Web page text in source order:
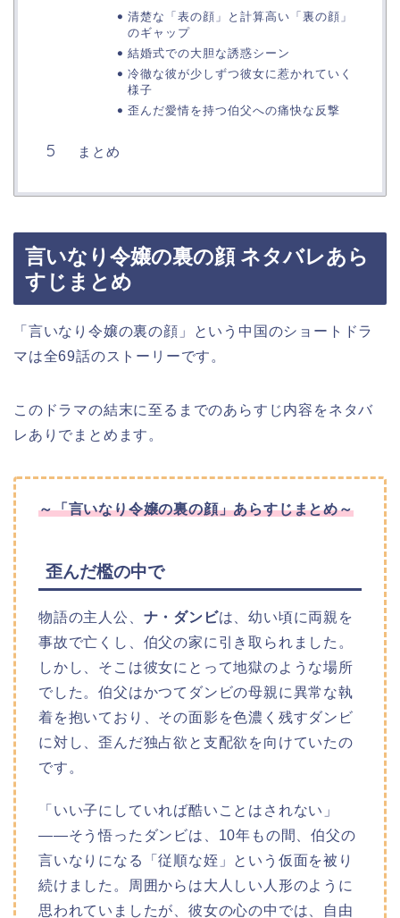
清楚な「表の顔」と計算高い「裏の顔」
のギャップ
結婚式での大胆な誘惑シーン
冷徹な彼が少しずつ彼女に惹かれていく
様子
歪んだ愛情を持つ伯父への痛快な反撃
まとめ
言いなり令嬢の裏の顔 ネタバレあら
すじまとめ
「言いなり令嬢の裏の顔」という中国のショートドラ
マは全69話のストーリーです。
このドラマの結末に至るまでのあらすじ内容をネタバ
レありでまとめます。
～「言いなり令嬢の裏の顔」あらすじまとめ～
歪んだ檻の中で
物語の主人公、 ナ・ダンビは、幼い頃に両親を
事故で亡くし、伯父の家に引き取られました。
しかし、そこは彼女にとって地獄のような場所
でした。伯父はかつてダンビの母親に異常な執
着を抱いており、その面影を色濃く残すダンビ
に対し、歪んだ独占欲と支配欲を向けていたの
です。
「いい子にしていれば酷いことはされない」
——そう悟ったダンビは、10年もの間、伯父の
言いなりになる「従順な姪」という仮面を被り
続けました。周囲からは大人しい人形のように
思われていましたが、彼女の心の中では、自由